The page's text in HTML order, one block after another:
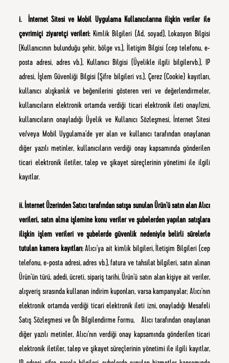
i. İnternet Sitesi ve Mobil Uygulama Kullanıcılarına ilişkin veriler ile
çevrimiçi ziyaretçi verileri: Kimlik Bilgileri (Ad, soyad), Lokasyon Bilgisi
(Kullanıcının bulunduğu şehir, bölge vs.), İletişim Bilgisi (cep telefonu, e-
posta adresi, adres vb.), Kullanıcı Bilgisi (Üyelikle ilgili bilgilervb.), IP
adresi, İşlem Güvenliği Bilgisi (Şifre bilgileri vs.), Çerez (Cookie) kayıtları,
kullanıcı alışkanlık ve beğenilerini gösteren veri ve değerlendirmeler,
kullanıcıların elektronik ortamda verdiği ticari elektronik ileti onay/izni,
kullanıcıların onayladığı Üyelik ve Kullanıcı Sözleşmesi, İnternet Sitesi
ve/veya Mobil Uygulama’de yer alan ve kullanıcı tarafından onaylanan
diğer yazılı metinler, kullanıcıların verdiği onay kapsamında gönderilen
ticari elektronik iletiler, talep ve şikayet süreçlerinin yönetimi ile ilgili
kayıtlar.
ii. İnternet Üzerinden Satıcı tarafından satışa sunulan Ürün’ü satın alan Alıcı
verileri, satın alma işlemine konu veriler ve şubelerden yapılan satışlara
ilişkin işlem verileri ve şubelerde güvenlik nedeniyle belirli sürelerle
tutulan kamera kayıtları: Alıcı’ya ait kimlik bilgileri, İletişim Bilgileri (cep
telefonu, e-posta adresi, adres vb.), fatura ve tahsilat bilgileri, satın alınan
Ürün’ün türü, adedi, ücreti, sipariş tarihi, Ürün’ü satın alan kişiye ait veriler,
alışveriş sırasında kullanan indirim kuponları, varsa kampanyalar; Alıcı’nın
elektronik ortamda verdiği ticari elektronik ileti izni, onayladığı Mesafeli
Satış Sözleşmesi ve Ön Bilgilendirme Formu, Alıcı tarafından onaylanan
diğer yazılı metinler, Alıcı’nın verdiği onay kapsamında gönderilen ticari
elektronik iletiler, talep ve şikayet süreçlerinin yönetimi ile ilgili kayıtlar,